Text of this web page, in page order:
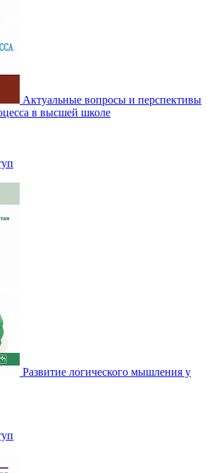
Актуальные вопросы и перспективы
в высшей школе
Развитие логического мышления у